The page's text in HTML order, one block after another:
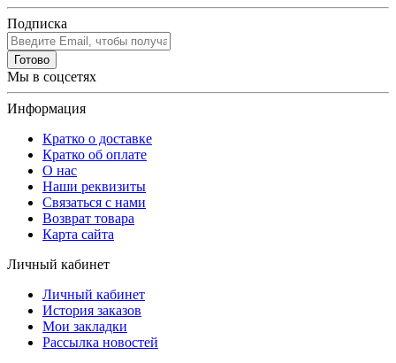
Подписка
Готово
Мы в соцсетях
Информация
Кратко о доставке
Кратко об оплате
О нас
Наши реквизиты
Связаться с нами
Возврат товара
Карта сайта
Личный кабинет
Личный кабинет
История заказов
Мои закладки
Рассылка новостей